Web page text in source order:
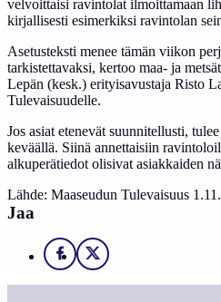
velvoittaisi ravintolat ilmoittamaan
kirjallisesti esimerkiksi ravintolan
Asetusteksti menee tämän viikon
tarkistettavaksi, kertoo maa- ja
Lepän (kesk.) erityisavustaja Risto
Tulevaisuudelle.
Jos asiat etenevät suunnitellusti,
keväällä. Siinä annettaisiin
alkuperätiedot olisivat asiakkaiden
Lähde: Maaseudun Tulevaisuus
Jaa
Facebook
X